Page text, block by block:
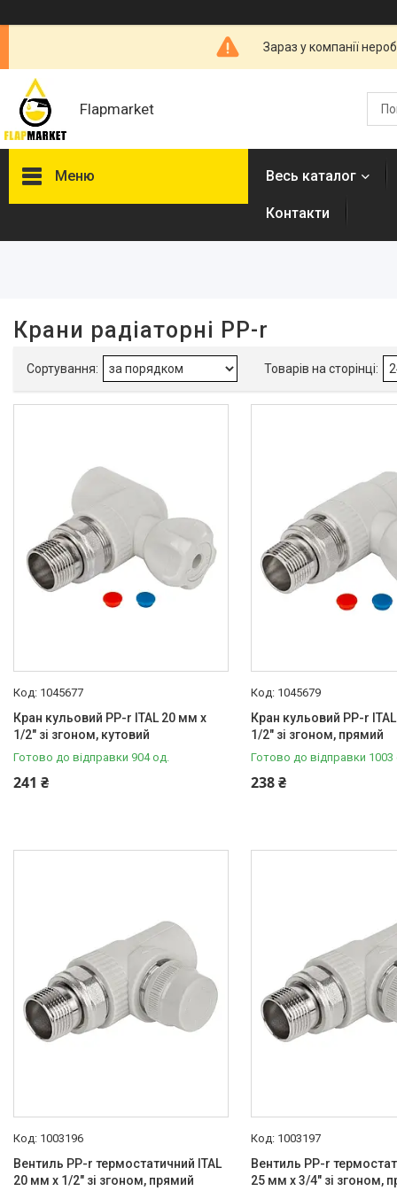
Зараз у компанії
Flapmarket
Меню
В наявності 8
Виробник
Матеріал корпусу
Поліпропілен
Умовний прохід
20 3
Діаметр різьби першого торця
1/2"Н 6
3/4"Н 5
Робочі умови
Воздух 1
3/4" 4
Душова програма
Душові трапи, дренажні
Весь каталог
Контакти
Крани радіаторні PP-r
1045677
Кран кульовий PP-r ITAL 20 мм х
1/2" зі згоном, кутовий
Готово до відправки 904 од.
241 ₴
1045679
Кран кульовий PP-r
1/2" зі згоном, прямий
Готово до відправки 1003
238 ₴
1003196
Вентиль PP-r термостатичний ITAL
20 мм х 1/2" зі згоном, прямий
1003197
Вентиль PP-r
25 мм х 3/4" зі згоном,